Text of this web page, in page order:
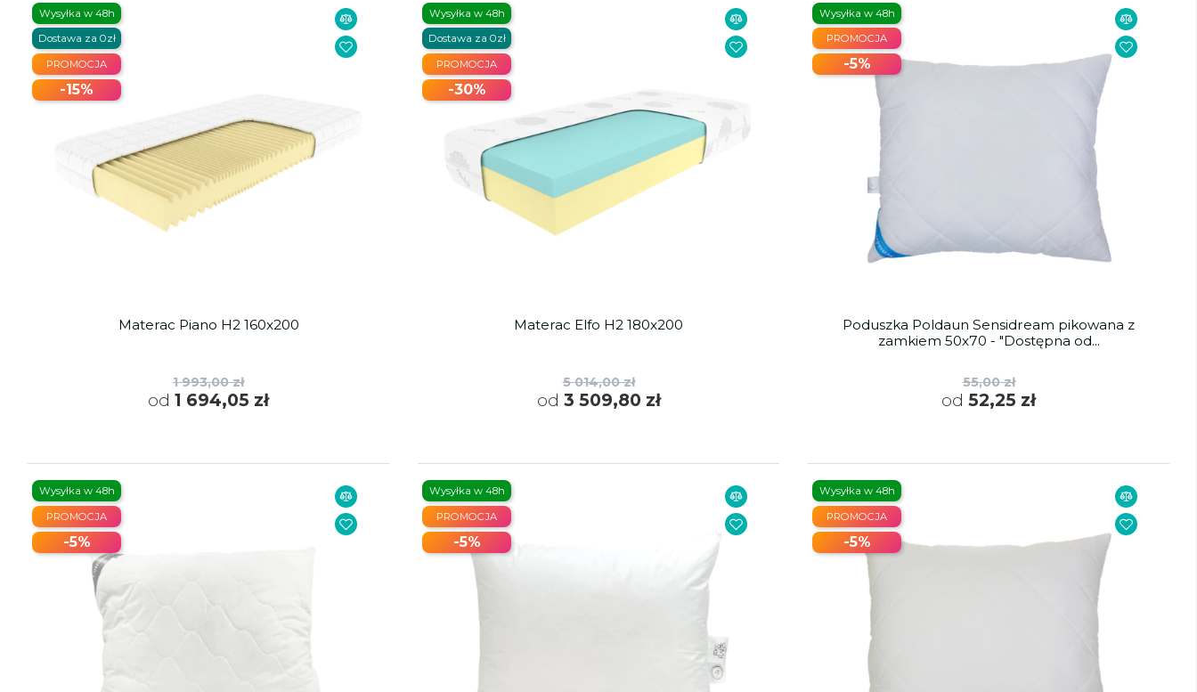
Materac Piano H2 160x200
1 993,00 zł
od 1 694,05 zł
PROMOCJA
-15%
Wysyłka w 48h
Dostawa za 0zł
Materac Elfo H2 180x200
5 014,00 zł
od 3 509,80 zł
PROMOCJA
-30%
Wysyłka w 48h
Dostawa za 0zł
Poduszka Poldaun Sensidream pikowana z
zamkiem 50x70 - "Dostępna od...
55,00 zł
od 52,25 zł
PROMOCJA
-5%
Wysyłka w 48h
PROMOCJA
-5%
Wysyłka w 48h
PROMOCJA
-5%
Wysyłka w 48h
PROMOCJA
-5%
Wysyłka w 48h